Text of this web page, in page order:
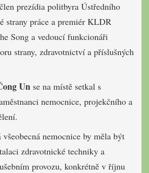
prezídia politbyra Ústředního
strany práce a premiér KLDR
Song a vedoucí funkcionáři
strany, zdravotnictví a příslušných
Un se na místě setkal s
nemocnice, projekčního a
nemocnice by měla být
zdravotnické techniky a
provozu, konkrétně v říjnu